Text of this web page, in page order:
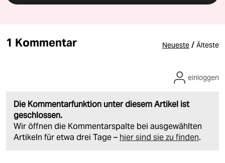
1 Kommentar Neueste / Älteste
Die Kommentarfunktion unter diesem Artikel ist
geschlossen.
Wir öffnen die Kommentarspalte bei ausgewählten
Artikeln für etwa drei Tage – hier sind sie zu finden.
einloggen